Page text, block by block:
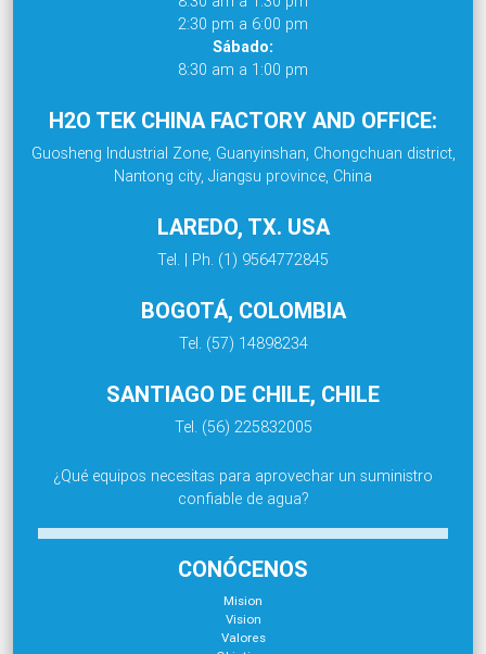
2:30 pm a 6:00 pm
Sábado:
8:30 am a 1:00 pm
H2O TEK CHINA FACTORY AND OFFICE:
Guosheng Industrial Zone, Guanyinshan, Chongchuan district,
Nantong city, Jiangsu province, China
LAREDO, TX. USA
Tel. | Ph. (1) 9564772845
BOGOTÁ, COLOMBIA
Tel. (57) 14898234
SANTIAGO DE CHILE, CHILE
Tel. (56) 225832005
¿Qué equipos necesitas para aprovechar un suministro
confiable de agua?
CONÓCENOS
Mision
Vision
Valores